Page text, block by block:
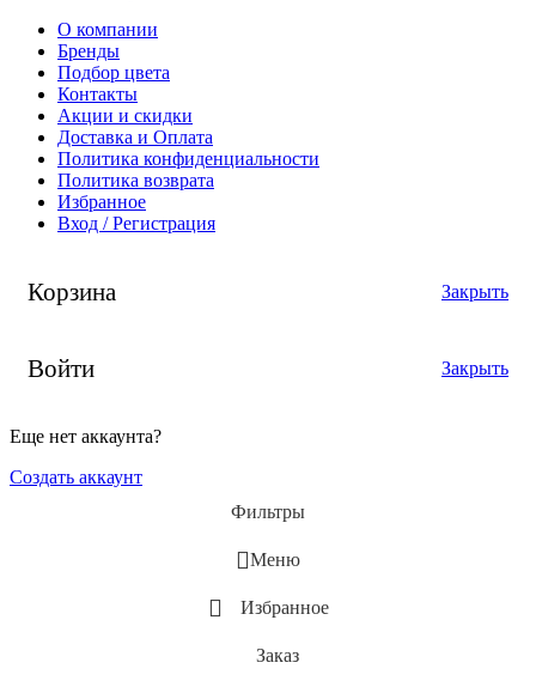
О компании
Бренды
Подбор цвета
Контакты
Акции и скидки
Доставка и Оплата
Политика конфиденциальности
Политика возврата
Избранное
Вход / Регистрация
Корзина Закрыть
Войти Закрыть
Еще нет аккаунта?
Создать аккаунт
Фильтры
Меню
Избранное
Заказ